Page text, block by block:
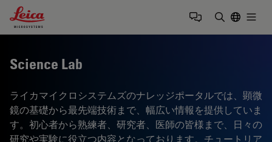
Leica Microsystems Logo
Science Lab
ライカマイクロシステムズのナレッジポータルでは、顕微
鏡の基礎から最先端技術まで、幅広い情報を提供していま
す。初心者から熟練者、研究者、医師の皆様まで、日々の
研究や実験に役立つ内容となっております。チュートリア